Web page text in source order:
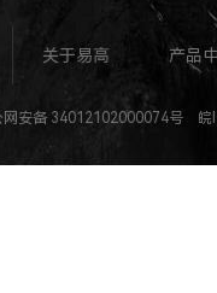
关于易高 产品
屋定制加盟 全屋整装 全屋定制
网安备 34012102000074号 皖